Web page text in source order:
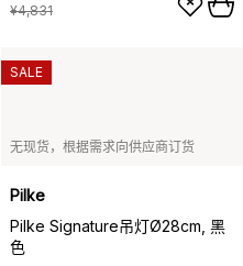
¥4,831
无现货，根据需求向供应商订货
Pilke
Pilke Signature吊灯Ø28cm, 黑
色
SALE